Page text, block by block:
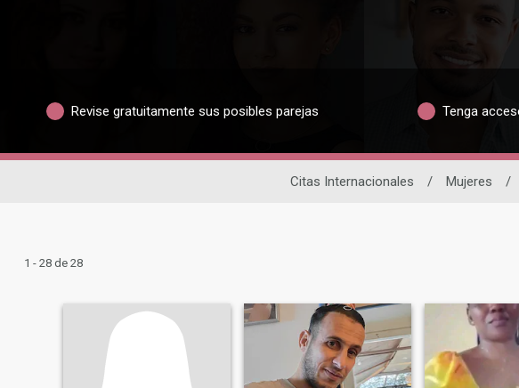
Revise gratuitamente sus posibles parejas Tenga
Citas Internacionales / Mujeres /
1 - 28 de 28